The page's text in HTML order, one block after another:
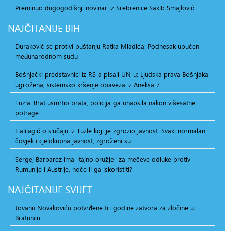
Preminuo dugogodišnji novinar iz Srebrenice Sakib Smajlović
NAJČITANIJE BIH
Duraković se protivi puštanju Ratka Mladića: Podnesak upućen
međunarodnom sudu
Bošnjački predstavnici iz RS-a pisali UN-u: Ljudska prava Bošnjaka
ugrožena, sistemsko kršenje obaveza iz Aneksa 7
Tuzla: Brat usmrtio brata, policija ga uhapsila nakon višesatne
potrage
Halilagić o slučaju iz Tuzle koji je zgrozio javnost: Svaki normalan
čovjek i cjelokupna javnost, zgroženi su
Sergej Barbarez ima "tajno oružje" za mečeve odluke protiv
Rumunije i Austrije, hoće li ga iskoristiti?
NAJČITANIJE SVIJET
Jovanu Novakoviću potvrđene tri godine zatvora za zločine u
Bratuncu